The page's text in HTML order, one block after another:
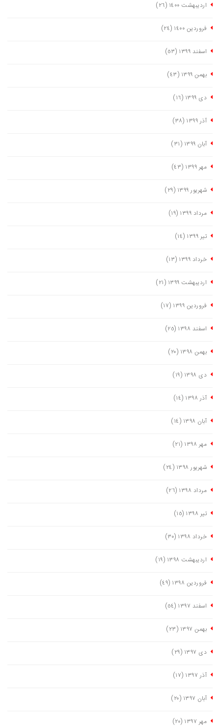
اردیبهشت ١٤٠٠ (٢٦)
فروردین ١٤٠٠ (٢٤)
اسفند ١٣٩٩ (٥٣)
بهمن ١٣٩٩ (٤٣)
دی ١٣٩٩ (١٦)
آذر ١٣٩٩ (٣٨)
آبان ١٣٩٩ (٣١)
مهر ١٣٩٩ (٤٣)
شهریور ١٣٩٩ (٢٩)
مرداد ١٣٩٩ (١٩)
تیر ١٣٩٩ (١٤)
خرداد ١٣٩٩ (١٣)
اردیبهشت ١٣٩٩ (٢١)
فروردین ١٣٩٩ (١٧)
اسفند ١٣٩٨ (٢٥)
بهمن ١٣٩٨ (٢٠)
دی ١٣٩٨ (١٩)
آذر ١٣٩٨ (١٤)
آبان ١٣٩٨ (١٤)
مهر ١٣٩٨ (٢١)
شهریور ١٣٩٨ (٢٤)
مرداد ١٣٩٨ (٢٦)
تیر ١٣٩٨ (١٥)
خرداد ١٣٩٨ (٣٠)
اردیبهشت ١٣٩٨ (١٩)
فروردین ١٣٩٨ (٤٩)
اسفند ١٣٩٧ (٥٤)
بهمن ١٣٩٧ (٢٣)
دی ١٣٩٧ (٢٩)
آذر ١٣٩٧ (١٧)
آبان ١٣٩٧ (٢٠)
مهر ١٣٩٧ (٢٠)